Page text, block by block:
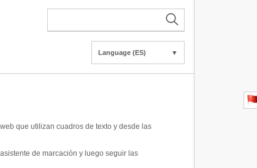
Language (ES) ▼
que utilizan cuadros de texto y desde las
de marcación y luego seguir las